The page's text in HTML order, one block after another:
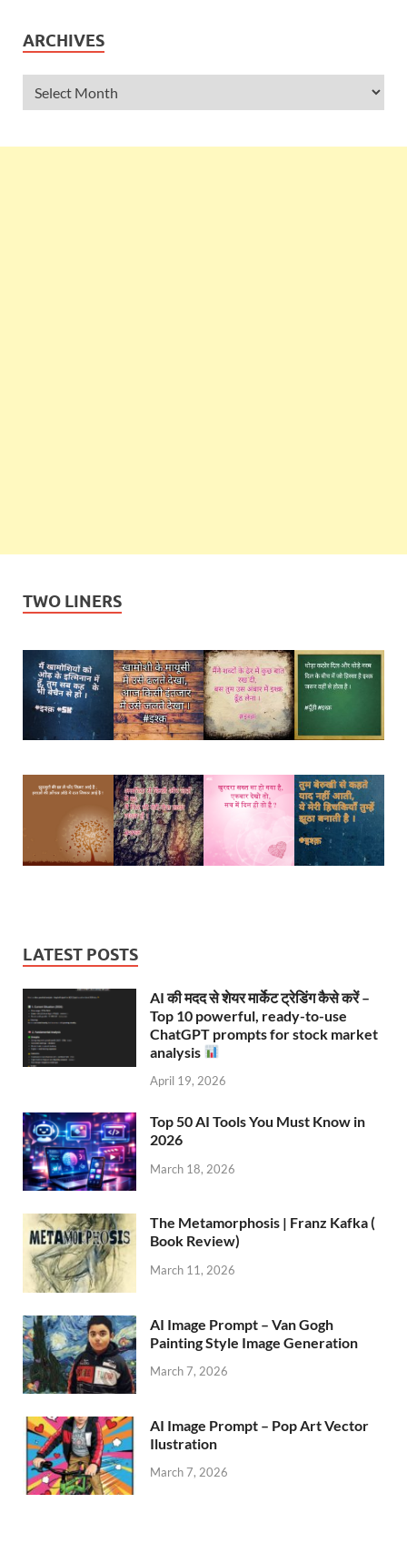
ARCHIVES
TWO LINERS
LATEST POSTS
AI की मदद से शेयर मार्केट ट्रेडिंग कैसे करें –
Top 10 powerful, ready-to-use
ChatGPT prompts for stock market
analysis
April 19, 2026
Top 50 AI Tools You Must Know in
2026
March 18, 2026
The Metamorphosis | Franz Kafka (
Book Review)
March 11, 2026
AI Image Prompt – Van Gogh
Painting Style Image Generation
March 7, 2026
AI Image Prompt – Pop Art Vector
Ilustration
March 7, 2026